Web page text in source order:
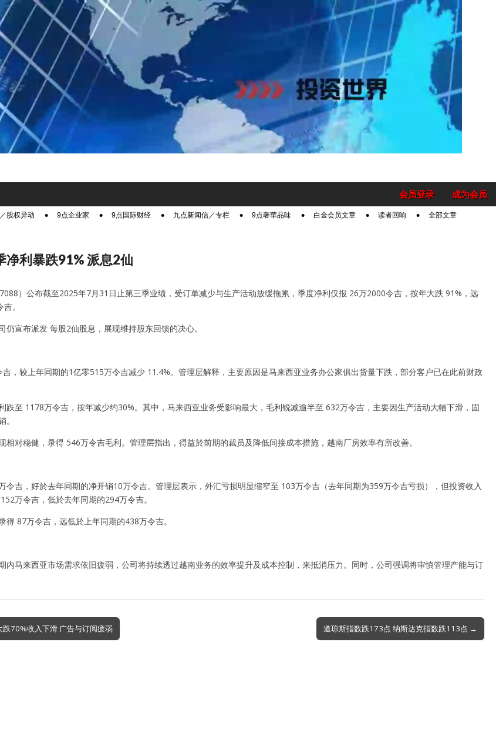
成为会员
会员登录
股权异动 9点企业家 9点国际财经 九点新闻信／专栏 9点奢華品味 白金会员文章 读者回响 全部文章
净利暴跌91% 派息2仙
）公布截至2025年7月31日止第三季业绩，受订单减少与生产活动放缓拖累，季度净利仅报 26万2000令吉，按年大跌 91%，远
。
仍宣布派发 每股2仙股息，展现维持股东回馈的决心。
，较上年同期的1亿零515万令吉减少 11.4%。管理层解释，主要原因是马来西亚业务办公家俱出货量下跌，部分客户已在此前财政
跌至 1178万令吉，按年减少约30%。其中，马来西亚业务受影响最大，毛利锐减逾半至 632万令吉，主要因生产活动大幅下滑，固
相对稳健，录得 546万令吉毛利。管理层指出，得益於前期的裁员及降低间接成本措施，越南厂房效率有所改善。
令吉，好於去年同期的净开销10万令吉。管理层表示，外汇亏损明显缩窄至 103万令吉（去年同期为359万令吉亏损），但投资收入
万令吉，低於去年同期的294万令吉。
得 87万令吉，远低於上年同期的438万令吉。
内马来西亚市场需求依旧疲弱，公司将持续透过越南业务的效率提升及成本控制，来抵消压力。同时，公司强调将审慎管理产能与订
70%收入下滑 广告与订阅疲弱 道琼斯指数跌173点 纳斯达克指数跌113点 →